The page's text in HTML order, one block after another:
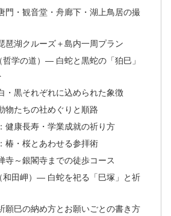
門・観音堂・舟廊下・湖上鳥居の撮
琶湖クルーズ＋島内一周プラン
学の道）— 白蛇と黒蛇の「狛巳」
・黒それぞれに込められた象徴
物たちの社めぐりと順路
健康長寿・学業成就の祈り方
椿・桜とあわせる参拝術
寺～銀閣寺までの徒歩コース
和田岬）— 白蛇を祀る「巳塚」と祈
願巳の納め方とお願いごとの書き方